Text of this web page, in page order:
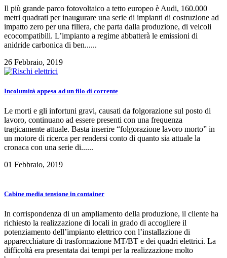
Il più grande parco fotovoltaico a tetto europeo è Audi, 160.000
metri quadrati per inaugurare una serie di impianti di costruzione ad
impatto zero per una filiera, che parta dalla produzione, di veicoli
ecocompatibili. L’impianto a regime abbatterà le emissioni di
anidride carbonica di ben......
26 Febbraio, 2019
Incolumità appesa ad un filo di corrente
Le morti e gli infortuni gravi, causati da folgorazione sul posto di
lavoro, continuano ad essere presenti con una frequenza
tragicamente attuale. Basta inserire “folgorazione lavoro morto” in
un motore di ricerca per rendersi conto di quanto sia attuale la
cronaca con una serie di......
01 Febbraio, 2019
Cabine media tensione in container
In corrispondenza di un ampliamento della produzione, il cliente ha
richiesto la realizzazione di locali in grado di accogliere il
potenziamento dell’impianto elettrico con l’installazione di
apparecchiature di trasformazione MT/BT e dei quadri elettrici. La
difficoltà era presentata dai tempi per la realizzazione molto